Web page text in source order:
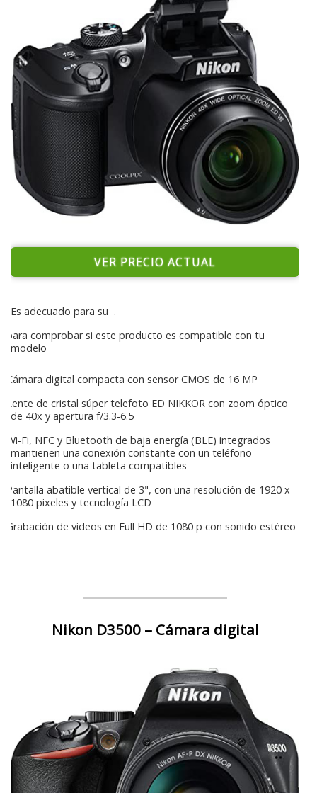
VER PRECIO ACTUAL
Es adecuado para su .
para comprobar si este producto es compatible con tu
modelo
Cámara digital compacta con sensor CMOS de 16 MP
Lente de cristal súper telefoto ED NIKKOR con zoom óptico
de 40x y apertura f/3.3-6.5
Wi-Fi, NFC y Bluetooth de baja energía (BLE) integrados
mantienen una conexión constante con un teléfono
inteligente o una tableta compatibles
Pantalla abatible vertical de 3", con una resolución de 1920 x
1080 pixeles y tecnología LCD
Grabación de videos en Full HD de 1080 p con sonido estéreo
Nikon D3500 – Cámara digital